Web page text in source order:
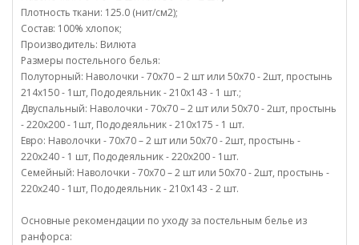
Плотность ткани: 125.0 (нит/см2);
Состав: 100% хлопок;
Производитель: Вилюта
Размеры постельного белья:
Полуторный: Наволочки - 70х70 – 2 шт или 50х70 - 2шт, простынь
214х150 - 1шт, Пододеяльник - 210х143 - 1 шт.;
Двуспальный: Наволочки - 70х70 – 2 шт или 50х70 - 2шт, простынь
- 220х200 - 1шт, Пододеяльник - 210х175 - 1 шт.
Евро: Наволочки - 70х70 – 2 шт или 50х70 - 2шт, простынь -
220х240 - 1 шт, Пододеяльник - 220х200 - 1шт.
Семейный: Наволочки - 70х70 – 2 шт или 50х70 - 2шт, простынь -
220х240 - 1шт, Пододеяльник - 210х143 - 2 шт.
Основные рекомендации по уходу за постельным белье из
ранфорса: